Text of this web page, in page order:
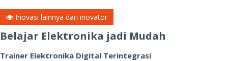
Inovasi lainnya dari inovator
Belajar Elektronika jadi Mudah
Trainer Elektronika Digital Terintegrasi